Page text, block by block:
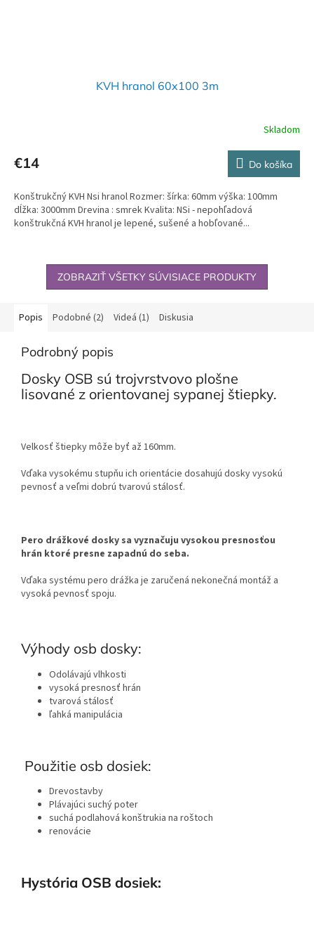
KVH hranol 60x100 3m
Skladom
€14 Do košíka
Konštrukčný KVH Nsi hranol Rozmer: šírka: 60mm výška: 100mm
dĺžka: 3000mm Drevina : smrek Kvalita: NSi - nepohľadová
konštrukčná KVH hranol je lepené, sušené a hobľované...
ZOBRAZIŤ VŠETKY SÚVISIACE PRODUKTY
Popis Podobné (2) Videá (1) Diskusia
Podrobný popis
Dosky OSB sú trojvrstvovo plošne
lisované z orientovanej sypanej štiepky.
Velkosť štiepky môže byť až 160mm.
Vďaka vysokému stupňu ich orientácie dosahujú dosky vysokú
pevnosť a veľmi dobrú tvarovú stálosť.
Pero drážkové dosky sa vyznačuju vysokou presnosťou
hrán ktoré presne zapadnú do seba.
Vďaka systému pero drážka je zaručená nekonečná montáž a
vysoká pevnosť spoju.
Výhody osb dosky:
Odolávajú vlhkosti
vysoká presnosť hrán
tvarová stálosť
ľahká manipulácia
Použitie osb dosiek:
Drevostavby
Plávajúci suchý poter
suchá podlahová konštrukia na roštoch
renovácie
Hystória OSB dosiek: